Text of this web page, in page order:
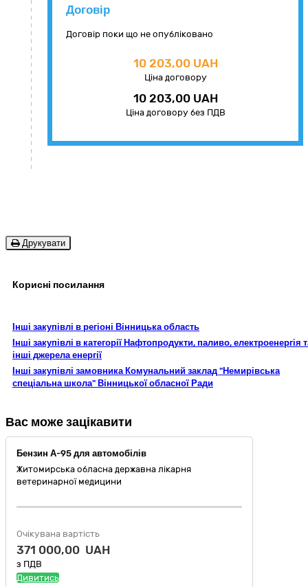
Договір
Договір поки що не опубліковано
10 203,00 UAH
Ціна договору
10 203,00 UAH
Ціна договору без ПДВ
Друкувати
Корисні посилання
Інші закупівлі в регіоні Вінницька область
Інші закупівлі в категорії Нафтопродукти, паливо, електроенергія
інші джерела енергії
Інші закупівлі замовника Комунальний заклад "Немирівська
спеціальна школа" Вінницької обласної Ради
Вас може зацікавити
Бензин А-95 для автомобілів
Житомирська обласна державна лікарня
ветеринарної медицини
Очікувана вартість
371 000,00 UAH
з ПДВ
Дивитись